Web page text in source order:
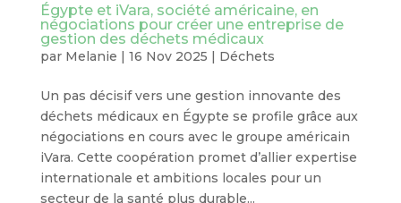
Égypte et iVara, société américaine, en
négociations pour créer une entreprise de
gestion des déchets médicaux
par Melanie | 16 Nov 2025 | Déchets
Un pas décisif vers une gestion innovante des
déchets médicaux en Égypte se profile grâce aux
négociations en cours avec le groupe américain
iVara. Cette coopération promet d’allier expertise
internationale et ambitions locales pour un
secteur de la santé plus durable...